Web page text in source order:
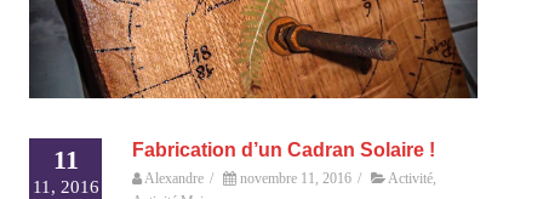
11
11, 2016
Fabrication d’un Cadran Solaire !
Alexandre / novembre 11, 2016 / Activité